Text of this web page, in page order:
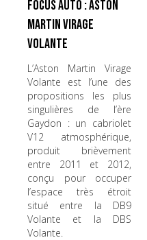
Focus Auto : Aston
Martin Virage
Volante
L’Aston Martin Virage
Volante est l’une des
propositions les plus
singulières de l’ère
Gaydon : un cabriolet
V12 atmosphérique,
produit brièvement
entre 2011 et 2012,
conçu pour occuper
l’espace très étroit
situé entre la DB9
Volante et la DBS
Volante.